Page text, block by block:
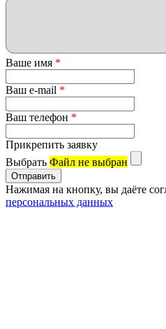
Ваше имя *
Ваш e-mail *
Ваш телефон *
Прикрепить заявку
Выбрать Файл не выбран
Нажимая на кнопку, вы даёте
персональных данных